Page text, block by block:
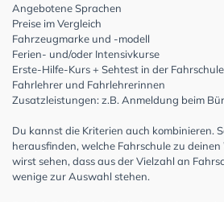
Angebotene Sprachen
Preise im Vergleich
Fahrzeugmarke und -modell
Ferien- und/oder Intensivkurse
Erste-Hilfe-Kurs + Sehtest in der Fahrschule
Fahrlehrer und Fahrlehrerinnen
Zusatzleistungen: z.B. Anmeldung beim
Du kannst die Kriterien auch kombinieren.
herausfinden, welche Fahrschule zu
wirst sehen, dass aus der Vielzahl an
wenige zur Auswahl stehen.